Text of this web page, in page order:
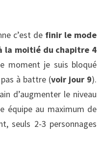
c’est de finir le mode
la moitié du chapitre 4
moment je suis bloqué
à battre (voir jour 9).
d’augmenter le niveau
équipe au maximum de
seuls 2-3 personnages